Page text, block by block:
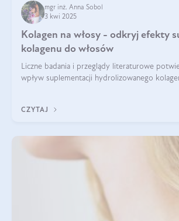
mgr inż. Anna Sobol
3 kwi 2025
Kolagen na włosy - odkryj efekty
kolagenu do włosów
Liczne badania i przeglądy literaturowe
wpływ suplementacji hydrolizowanego
CZYTAJ